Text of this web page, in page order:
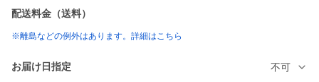
配送料金（送料）
※離島などの例外はあります。詳細はこちら
お届け日指定 不可